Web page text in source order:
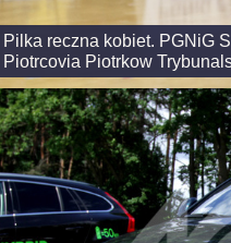
Pilka reczna kobiet. PGNiG
Piotrcovia Piotrkow